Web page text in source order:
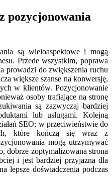
pozycjonowania
są wieloaspektowe i mogą
Przede wszystkim, poprawa
prowadzi do zwiększenia ruchu
większe szanse na konwersję,
w klientów. Pozycjonowanie
osoby trafiające na stronę
są zazwyczaj bardziej
lub usługami. Kolejną
SEO; w przeciwieństwie do
które kończą się wraz z
mogą utrzymywać
dobrze zoptymalizowana strona
i jest bardziej przyjazna dla
lepsze doświadczenia podczas